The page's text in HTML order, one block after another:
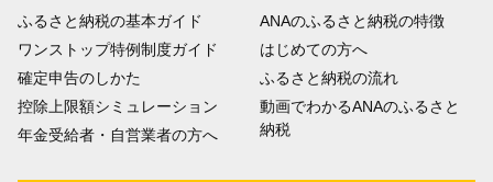
ふるさと納税の基本ガイド
ワンストップ特例制度ガイド
確定申告のしかた
控除上限額シミュレーション
年金受給者・自営業者の方へ
ANAのふるさと納税の特徴
はじめての方へ
ふるさと納税の流れ
動画でわかるANAのふるさと
納税